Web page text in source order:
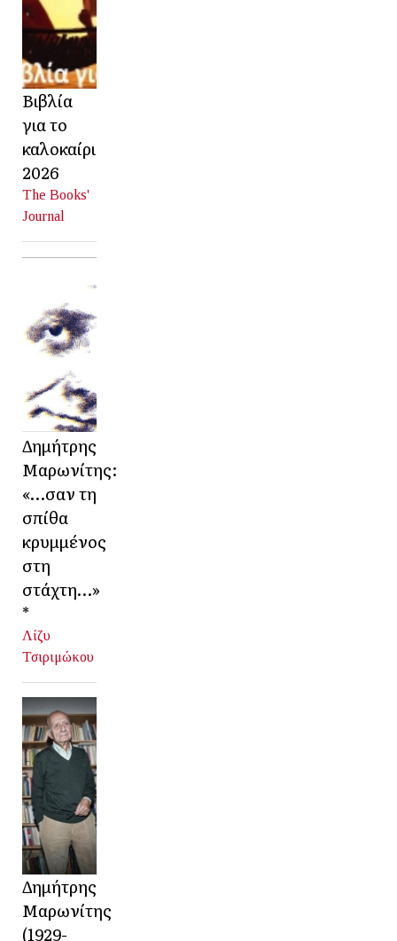
Βιβλία
για το
καλοκαίρι
2026
The Books'
Journal
Δημήτρης
Μαρωνίτης:
«…σαν τη
σπίθα
κρυμμένος
στη
στάχτη…»
*
Λίζυ
Τσιριμώκου
Δημήτρης
Μαρωνίτης
(1929-